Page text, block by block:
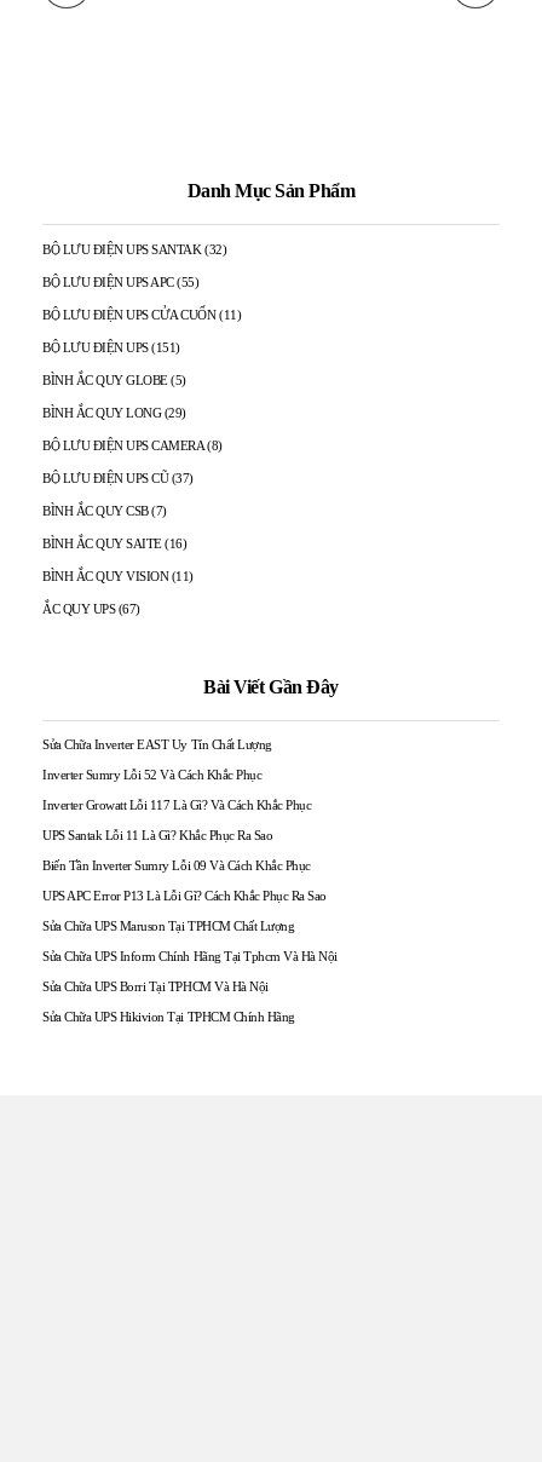
Danh Mục Sản Phẩm
BỘ LƯU ĐIỆN UPS SANTAK (32)
BỘ LƯU ĐIỆN UPS APC (55)
BỘ LƯU ĐIỆN UPS CỬA CUỐN (11)
BỘ LƯU ĐIỆN UPS (151)
BÌNH ẮC QUY GLOBE (5)
BÌNH ẮC QUY LONG (29)
BỘ LƯU ĐIỆN UPS CAMERA (8)
BỘ LƯU ĐIỆN UPS CŨ (37)
BÌNH ẮC QUY CSB (7)
BÌNH ẮC QUY SAITE (16)
BÌNH ẮC QUY VISION (11)
ẮC QUY UPS (67)
Bài Viết Gần Đây
Sửa Chữa Inverter EAST Uy Tín Chất Lượng
Inverter Sumry Lỗi 52 Và Cách Khắc Phục
Inverter Growatt Lỗi 117 Là Gì? Và Cách Khắc Phục
UPS Santak Lỗi 11 Là Gì? Khắc Phục Ra Sao
Biến Tần Inverter Sumry Lỗi 09 Và Cách Khắc Phục
UPS APC Error P13 Là Lỗi Gì? Cách Khắc Phục Ra Sao
Sửa Chữa UPS Maruson Tại TPHCM Chất Lượng
Sửa Chữa UPS Inform Chính Hãng Tại Tphcm Và Hà Nội
Sửa Chữa UPS Borri Tại TPHCM Và Hà Nội
Sửa Chữa UPS Hikivion Tại TPHCM Chính Hãng